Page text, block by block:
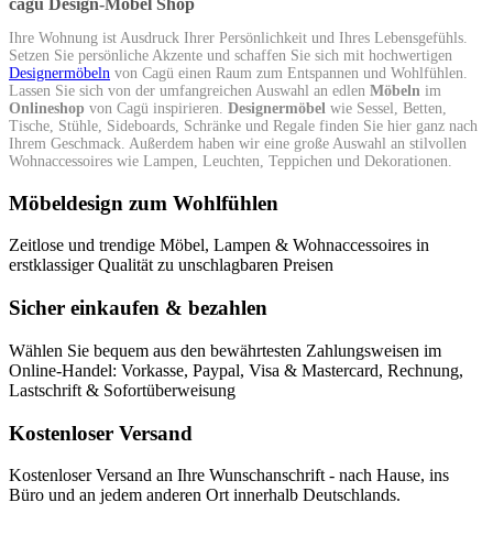
cagü Design-Möbel Shop
Ihre Wohnung ist Ausdruck Ihrer Persönlichkeit und Ihres Lebensgefühls.
Setzen Sie persönliche Akzente und schaffen Sie sich mit hochwertigen
Designermöbeln von Cagü einen Raum zum Entspannen und Wohlfühlen.
Lassen Sie sich von der umfangreichen Auswahl an edlen Möbeln im
Onlineshop von Cagü inspirieren. Designermöbel wie Sessel, Betten,
Tische, Stühle, Sideboards, Schränke und Regale finden Sie hier ganz nach
Ihrem Geschmack. Außerdem haben wir eine große Auswahl an stilvollen
Wohnaccessoires wie Lampen, Leuchten, Teppichen und Dekorationen.
Möbeldesign zum Wohlfühlen
Zeitlose und trendige Möbel, Lampen & Wohnaccessoires in
erstklassiger Qualität zu unschlagbaren Preisen
Sicher einkaufen & bezahlen
Wählen Sie bequem aus den bewährtesten Zahlungsweisen im
Online-Handel: Vorkasse, Paypal, Visa & Mastercard, Rechnung,
Lastschrift & Sofortüberweisung
Kostenloser Versand
Kostenloser Versand an Ihre Wunschanschrift - nach Hause, ins
Büro und an jedem anderen Ort innerhalb Deutschlands.